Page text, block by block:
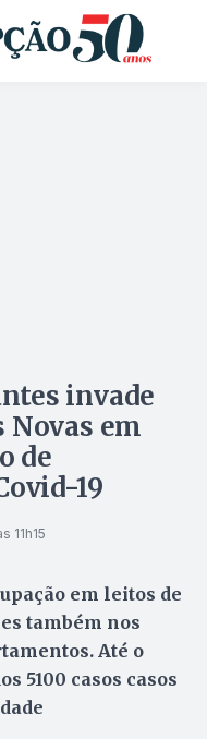
invade
Novas em
de
19
11h15
em leitos de
também nos
Até o
5100 casos casos